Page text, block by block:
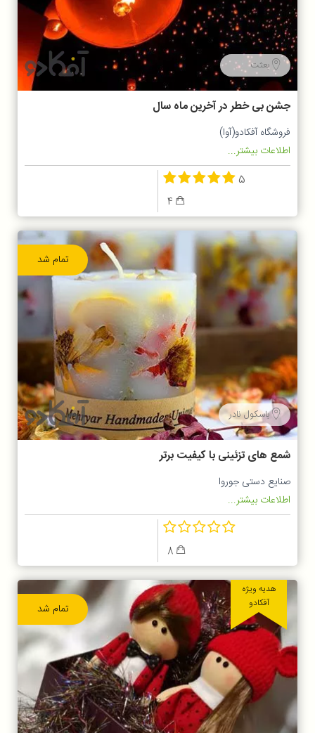
بعثت
جشن بی خطر در آخرین ماه سال
فروشگاه آفکادو(آوا)
اطلاعات بیشتر...
5
تمام شد
باسکول نادر
شمع های تزئینی با کیفیت برتر
صنایع دستی جوروا
اطلاعات بیشتر...
تمام شد
هدیه ویژه
آفکادو